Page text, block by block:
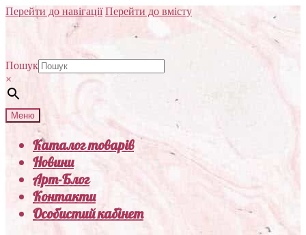
Перейти до навігації Перейти до вмісту
Пошук
×
Меню
Каталог товарів
Новини
Арт-Блог
Контакти
Особистий кабінет